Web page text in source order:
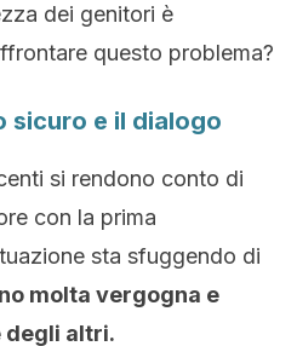
dei genitori è
questo problema?
sicuro e il dialogo
si rendono conto di
con la prima
sta sfuggendo di
molta vergogna e
degli altri.